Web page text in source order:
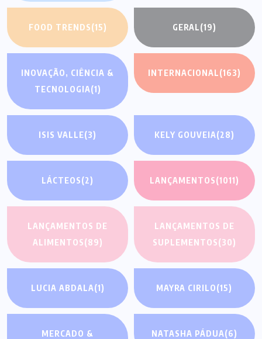
FOOD TRENDS(15) GERAL(19)
INOVAÇÃO, CIÊNCIA &
TECNOLOGIA(1)
INTERNACIONAL(163)
ISIS VALLE(3) KELY GOUVEIA(28)
LÁCTEOS(2) LANÇAMENTOS(1011)
LANÇAMENTOS DE
ALIMENTOS(89)
LANÇAMENTOS DE
SUPLEMENTOS(30)
LUCIA ABDALA(1) MAYRA CIRILO(15)
MERCADO &
NATASHA PÁDUA(6)